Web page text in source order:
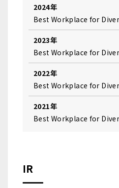
2024年
Best Workplace for
2023年
Best Workplace for
2022年
Best Workplace for
2021年
Best Workplace for
IR